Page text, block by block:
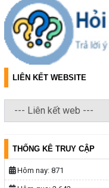
LIÊN KẾT WEBSITE
THỐNG KÊ TRUY CẬP
Hôm nay: 871
Thông báo về việc niêm
quyền sử dụng đất mang
Ngọc Loan. Thường trú tại:
(06/08/2026, 00:00)
UBND tỉnh Đắk Lắk về
bàn tỉnh Đắk Lắk
Thông báo về việc niêm
thường, hỗ trợ và bảng
thường, hỗ trợ khi Nhà